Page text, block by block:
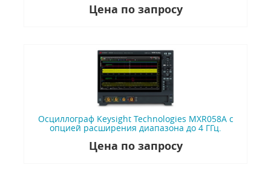
Цена по запросу
Осциллограф Keysight Technologies MXR058A с
опцией расширения диапазона до 4 ГГц.
Цена по запросу